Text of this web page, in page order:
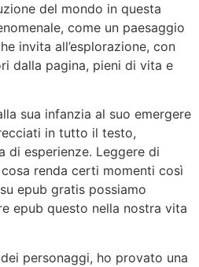
del mondo in questa
come un paesaggio
invita all’esplorazione, con
dalla pagina, pieni di vita e
sua infanzia al suo emergere
in tutto il testo,
di esperienze. Leggere di
renda certi momenti così
epub gratis possiamo
epub questo nella nostra vita
personaggi, ho provato una